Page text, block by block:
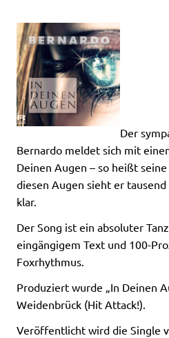
Der
Bernardo meldet sich mit
Deinen Augen – so heißt
diesen Augen sieht er
klar.
Der Song ist ein absoluter
eingängigem Text und 100-
Foxrhythmus.
Produziert wurde „In Deinen
Weidenbrück (Hit Attack!).
Veröffentlicht wird die Single